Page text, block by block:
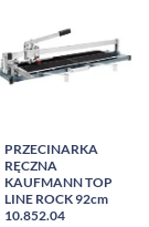
PRZECINARKA
RĘCZNA
KAUFMANN TOP
LINE ROCK 92cm
10.852.04